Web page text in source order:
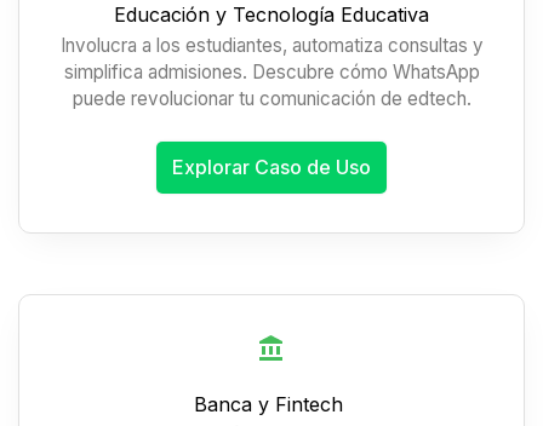
Educación y Tecnología Educativa
Involucra a los estudiantes, automatiza consultas y
simplifica admisiones. Descubre cómo WhatsApp
puede revolucionar tu comunicación de edtech.
Explorar Caso de Uso
Banca y Fintech